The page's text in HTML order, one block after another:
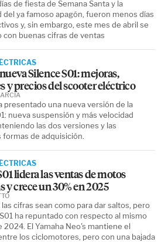
de fiesta de Semana Santa y la
del ya famoso apagón, fueron menos días
y, sin embargo, este mes de abril se
con buenas cifras de ventas
Silence S01: mejoras,
y precios del scooter eléctrico
presentado una nueva versión de la
nueva suspensión y más velocidad
las dos versiones y las
de adquisición.
lidera las ventas de motos
y crece un 30% en 2025
cifras sean como para dar saltos, pero
ha repuntado con respecto al mismo
2024. El Yamaha Neo's mantiene el
los ciclomotores, pero con una bajada